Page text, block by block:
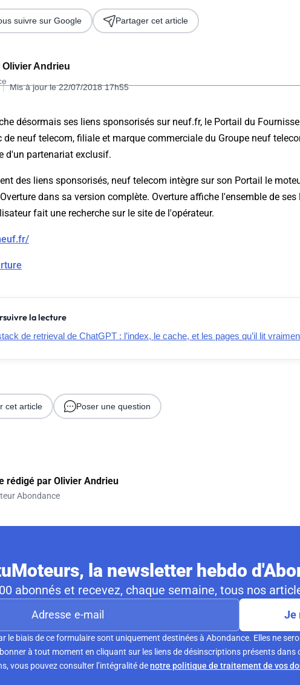
2026
Olivier Andrieu
| Mis à jour le 22/07/2018 17h55
suivre sur Google Partager cet article
désormais ses liens sponsorisés sur neuf.fr, le Portail du
de neuf telecom, filiale et marque commerciale du Groupe neuf
d'un partenariat exclusif.
des liens sponsorisés, neuf telecom intègre sur son Portail le
dans sa version complète. Overture affiche l'ensemble de
fait une recherche sur le site de l'opérateur.
la lecture
de retrieval de ChatGPT : l’index, le cache, et les pages qu’il lit
cet article Poser une question
rédigé par Olivier Andrieu
Abondance
la newsletter hebdo
abonnés et recevez, chaque semaine, tous nos
Je
le biais de ce formulaire sont uniquement destinées à Abondance. Elles ne
à tout moment en cliquant sur les liens de désinscriptions présents dans
vous pouvez consulter l’intégralité denotre politique de traitement de vos